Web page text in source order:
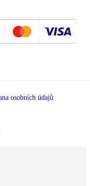
osobních údajů